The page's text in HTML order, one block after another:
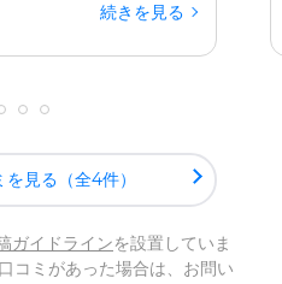
続きを見る
見る（全4件）
ガイドラインを設置していま
コミがあった場合は、お問い